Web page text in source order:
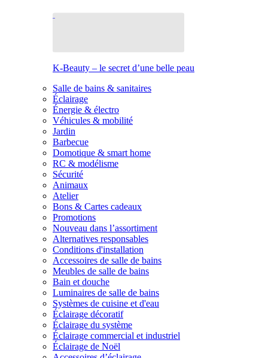
K-Beauty – le secret d’une belle peau
Salle de bains & sanitaires
Éclairage
Énergie & électro
Véhicules & mobilité
Jardin
Barbecue
Domotique & smart home
RC & modélisme
Sécurité
Animaux
Atelier
Bons & Cartes cadeaux
Promotions
Nouveau dans l’assortiment
Alternatives responsables
Conditions d'installation
Accessoires de salle de bains
Meubles de salle de bains
Bain et douche
Luminaires de salle de bains
Systèmes de cuisine et d'eau
Éclairage décoratif
Éclairage du système
Éclairage commercial et industriel
Éclairage de Noël